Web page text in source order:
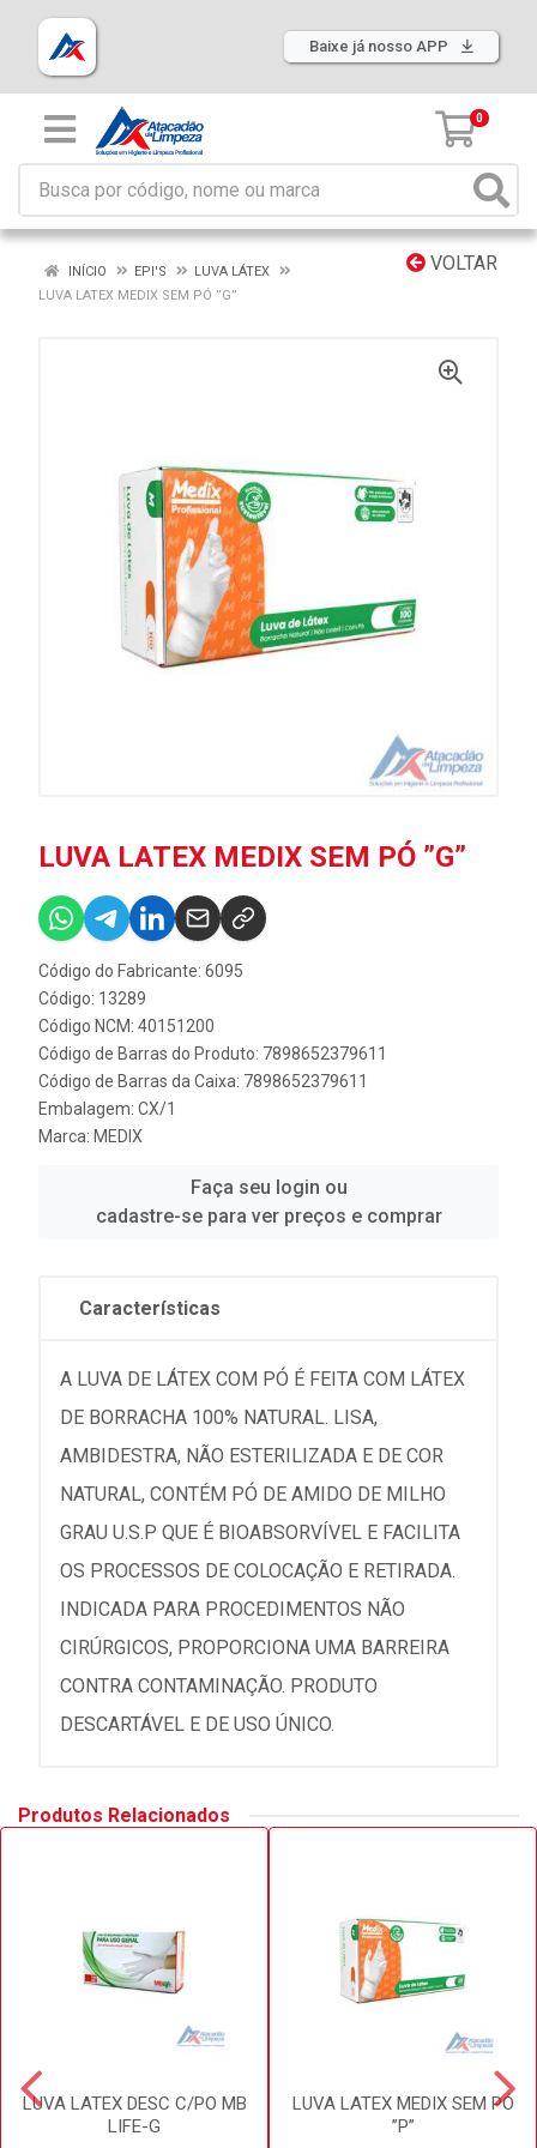
Baixe já nosso APP
0
VOLTAR
INÍCIO EPI'S
LUVA LÁTEX
LUVA LATEX MEDIX SEM PÓ ”G”
LUVA LATEX MEDIX SEM PÓ ”G”
Código do Fabricante: 6095
Código: 13289
Código NCM: 40151200
Código de Barras do Produto: 7898652379611
Código de Barras da Caixa: 7898652379611
Embalagem: CX/1
Marca: MEDIX
Faça seu login ou
cadastre-se para ver preços e comprar
Características
A LUVA DE LÁTEX COM PÓ É FEITA COM LÁTEX
DE BORRACHA 100% NATURAL. LISA,
AMBIDESTRA, NÃO ESTERILIZADA E DE COR
NATURAL, CONTÉM PÓ DE AMIDO DE MILHO
GRAU U.S.P QUE É BIOABSORVÍVEL E FACILITA
OS PROCESSOS DE COLOCAÇÃO E RETIRADA.
INDICADA PARA PROCEDIMENTOS NÃO
CIRÚRGICOS, PROPORCIONA UMA BARREIRA
CONTRA CONTAMINAÇÃO. PRODUTO
DESCARTÁVEL E DE USO ÚNICO.
Produtos Relacionados
LUVA LATEX DESC C/PO MB
LIFE-G
LUVA LATEX MEDIX SEM PÓ
”P”